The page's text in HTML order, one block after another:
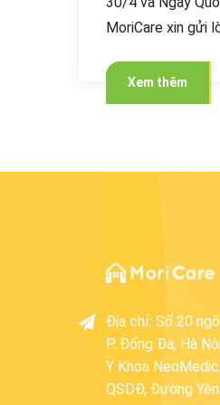
MoriCare xin gửi
Xem thêm
Địa chỉ: Số 20
P. Đống Đa, Hà
Y Khoa
QSDĐ, Đường